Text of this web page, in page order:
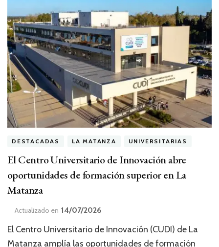
DESTACADAS LA MATANZA UNIVERSITARIAS
El Centro Universitario de Innovación abre
oportunidades de formación superior en La
Matanza
Actualizado en 14/07/2026
El Centro Universitario de Innovación (CUDI) de La
Matanza amplía las oportunidades de formación